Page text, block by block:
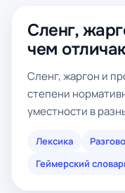
Сленг,
чем
Сленг, жаргон и
степени
уместности в
Лексика
Геймерский